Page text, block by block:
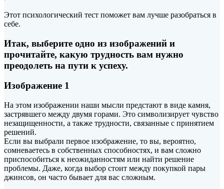
Этот психологический тест поможет вам лучше разобраться в
себе.
Итак, выберите одно из изображений и
прочитайте, какую трудность вам нужно
преодолеть на пути к успеху.
Изображение 1
На этом изображении наши мысли предстают в виде камня,
застрявшего между двумя горами. Это символизирует чувство
незащищенности, а также трудности, связанные с принятием
решений.
Если вы выбрали первое изображение, то вы, вероятно,
сомневаетесь в собственных способностях, и вам сложно
приспособиться к неожиданностям или найти решение
проблемы. Даже, когда выбор стоит между покупкой пары
джинсов, он часто бывает для вас сложным.